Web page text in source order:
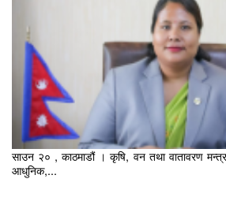
साउन २० , काठमाडौं । कृषि, वन तथा वातावरण
आधुनिक,...